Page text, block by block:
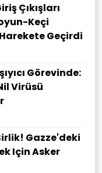
Çıkışları
Keçi
Geçirdi
Görevinde:
Virüsü
Gazze'deki
Için Asker